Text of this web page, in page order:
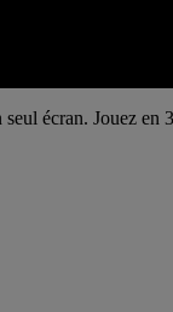
écran. Jouez